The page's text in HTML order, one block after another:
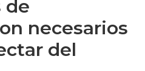
de
necesarios
del